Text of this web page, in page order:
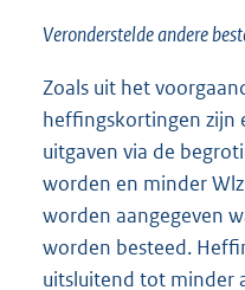
Veronderstelde andere
Zoals uit het
heffingskortingen zijn
uitgaven via de
worden en minder
worden aangegeven
worden besteed.
uitsluitend tot minder